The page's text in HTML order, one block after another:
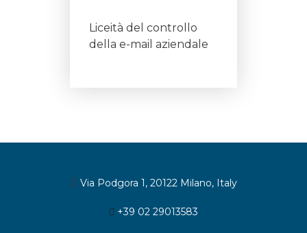
Liceità del controllo
della e-mail aziendale
Via Podgora 1, 20122 Milano, Italy
+39 02 29013583